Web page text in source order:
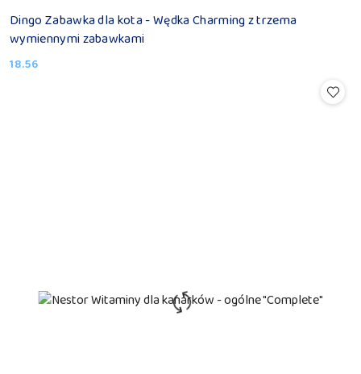
Dingo Zabawka dla kota - Wędka Charming z trzema
wymiennymi zabawkami
Cena:
18.56